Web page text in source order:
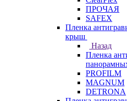
ПРОЧАЯ
SAFEX
Пленка
крыш
Назад
Пленка
PROFILM
MAGNUM
DETRONA